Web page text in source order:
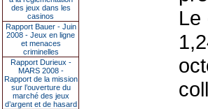
des jeux dans les
casinos
Rapport Bauer - Juin
2008 - Jeux en ligne
et menaces
criminelles
Rapport Durieux -
MARS 2008 -
Rapport de la mission
sur l’ouverture du
marché des jeux
d’argent et de hasard
Le